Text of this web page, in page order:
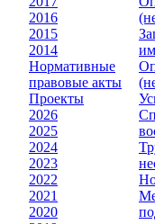
2016
2015
2014
Нормативные
правовые акты
Проекты
2026
2025
2024
2023
2022
2021
2020